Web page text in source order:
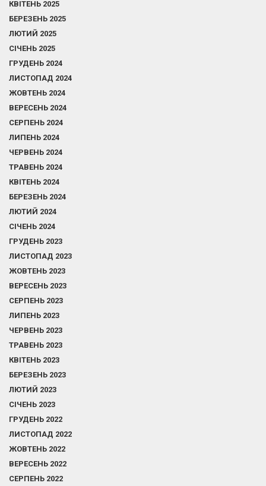
КВІТЕНЬ 2025
БЕРЕЗЕНЬ 2025
ЛЮТИЙ 2025
СІЧЕНЬ 2025
ГРУДЕНЬ 2024
ЛИСТОПАД 2024
ЖОВТЕНЬ 2024
ВЕРЕСЕНЬ 2024
СЕРПЕНЬ 2024
ЛИПЕНЬ 2024
ЧЕРВЕНЬ 2024
ТРАВЕНЬ 2024
КВІТЕНЬ 2024
БЕРЕЗЕНЬ 2024
ЛЮТИЙ 2024
СІЧЕНЬ 2024
ГРУДЕНЬ 2023
ЛИСТОПАД 2023
ЖОВТЕНЬ 2023
ВЕРЕСЕНЬ 2023
СЕРПЕНЬ 2023
ЛИПЕНЬ 2023
ЧЕРВЕНЬ 2023
ТРАВЕНЬ 2023
КВІТЕНЬ 2023
БЕРЕЗЕНЬ 2023
ЛЮТИЙ 2023
СІЧЕНЬ 2023
ГРУДЕНЬ 2022
ЛИСТОПАД 2022
ЖОВТЕНЬ 2022
ВЕРЕСЕНЬ 2022
СЕРПЕНЬ 2022